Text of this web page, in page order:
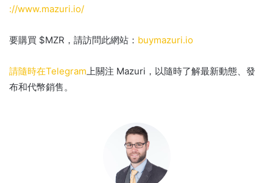
://www.mazuri.io/
要購買 $MZR，請訪問此網站： buymazuri.io
請隨時在Telegram上關注 Mazuri，以隨時了解最新動態、發
布和代幣銷售。